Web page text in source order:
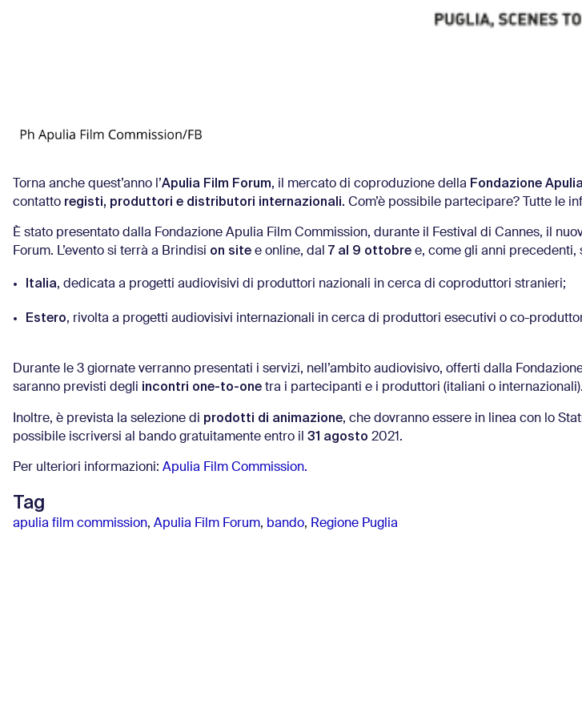
Torna anche quest’anno l’Apulia Film Forum, il mercato di coproduzione della Fondazione
contatto registi, produttori e distributori internazionali. Com’è possibile partecipare? Tutte le
È stato presentato dalla Fondazione Apulia Film Commission, durante il Festival di Cannes, il
Forum. L’evento si terrà a Brindisi on site e online, dal 7 al 9 ottobre e, come gli anni precedenti,
Italia, dedicata a progetti audiovisivi di produttori nazionali in cerca di coproduttori stranieri;
Estero, rivolta a progetti audiovisivi internazionali in cerca di produttori esecutivi o co-
Durante le 3 giornate verranno presentati i servizi, nell’ambito audiovisivo, offerti dalla
saranno previsti degli incontri one-to-one tra i partecipanti e i produttori (italiani o internazionali).
Inoltre, è prevista la selezione di prodotti di animazione, che dovranno essere in linea con lo
possibile iscriversi al bando gratuitamente entro il 31 agosto 2021.
Per ulteriori informazioni: Apulia Film Commission.
Tag
apulia film commission, Apulia Film Forum, bando, Regione Puglia